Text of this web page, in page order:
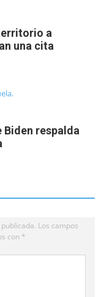
a
una cita
respalda
Los campos
con *